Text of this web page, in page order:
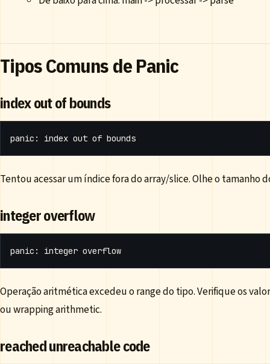
Tipos Comuns de Panic
index out of bounds
Tentou acessar um índice fora do array/slice. Olhe o tamanho
integer overflow
Operação aritmética excedeu o range do tipo. Verifique os
ou wrapping arithmetic.
reached unreachable code